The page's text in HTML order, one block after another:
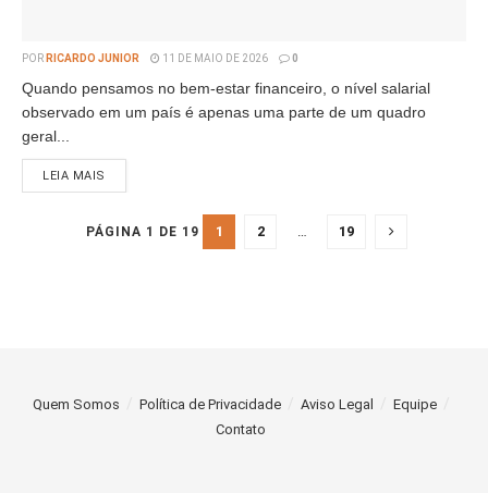
POR RICARDO JUNIOR 11 DE MAIO DE 2026 0
Quando pensamos no bem-estar financeiro, o nível salarial
observado em um país é apenas uma parte de um quadro
geral...
LEIA MAIS
PÁGINA 1 DE 19 1 2 … 19
Quem Somos Política de Privacidade Aviso Legal
Equipe
Contato